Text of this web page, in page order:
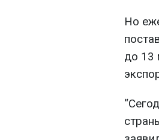
Но
до 13